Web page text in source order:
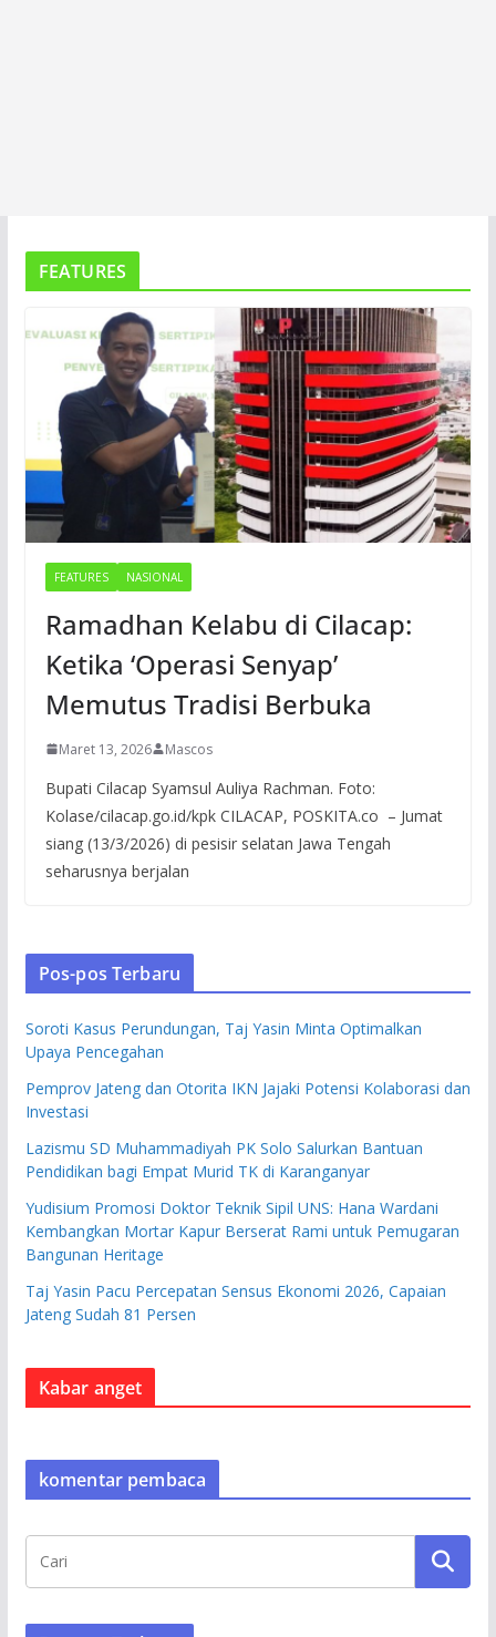
FEATURES
FEATURES NASIONAL
Ramadhan Kelabu di Cilacap:
Ketika ‘Operasi Senyap’
Memutus Tradisi Berbuka
Maret 13, 2026 Mascos
Bupati Cilacap Syamsul Auliya Rachman. Foto:
Kolase/cilacap.go.id/kpk CILACAP, POSKITA.co – Jumat
siang (13/3/2026) di pesisir selatan Jawa Tengah
seharusnya berjalan
Pos-pos Terbaru
Soroti Kasus Perundungan, Taj Yasin Minta Optimalkan
Upaya Pencegahan
Pemprov Jateng dan Otorita IKN Jajaki Potensi Kolaborasi dan
Investasi
Lazismu SD Muhammadiyah PK Solo Salurkan Bantuan
Pendidikan bagi Empat Murid TK di Karanganyar
Yudisium Promosi Doktor Teknik Sipil UNS: Hana Wardani
Kembangkan Mortar Kapur Berserat Rami untuk Pemugaran
Bangunan Heritage
Taj Yasin Pacu Percepatan Sensus Ekonomi 2026, Capaian
Jateng Sudah 81 Persen
Kabar anget
komentar pembaca